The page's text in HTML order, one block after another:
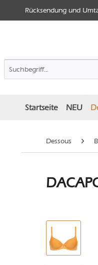
Rücksendung und
Startseite NEU
Dessous